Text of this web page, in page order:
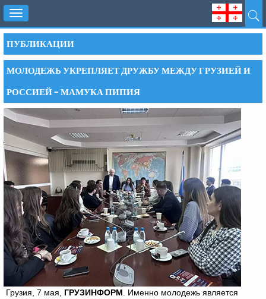
Toggle
navigation
ПУБЛИКАЦИИ
МОЛОДЕЖЬ УКРЕПЛЯЕТ ДРУЖБУ МЕЖДУ ГРУЗИЕЙ И
РОССИЕЙ – МАМУКА ПИПИЯ
Грузия, 7 мая, ГРУЗИНФОРМ . Именно молодежь является